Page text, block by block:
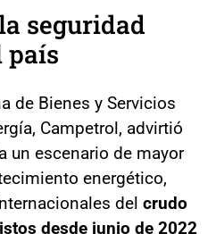
seguridad
país
de Bienes y Servicios
Campetrol, advirtió
un escenario de mayor
energético,
del crudo
desde junio de 2022